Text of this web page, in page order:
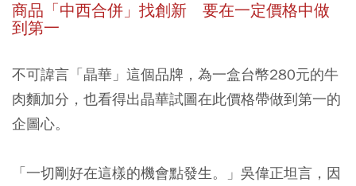
商品「中西合併」找創新 要在一定價格中做
到第一
不可諱言「晶華」這個品牌，為一盒台幣280元的牛
肉麵加分，也看得出晶華試圖在此價格帶做到第一的
企圖心。
「一切剛好在這樣的機會點發生。」吳偉正坦言，因